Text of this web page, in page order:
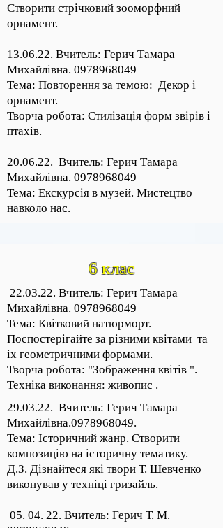
Створити стрічковий зооморфний
орнамент.
13.06.22. Вчитель: Герич Тамара
Михайлівна. 0978968049
Тема: Повторення за темою: Декор і
орнамент.
Творча робота: Стилізація форм звірів і
птахів.
20.06.22. Вчитель: Герич Тамара
Михайлівна. 0978968049
Тема: Екскурсія в музей. Мистецтво
навколо нас.
6 клас
22.03.22. Вчитель: Герич Тамара
Михайлівна. 0978968049
Тема: Квітковий натюрморт.
Поспостерігайте за різними квітами та
іх геометричними формами.
Творча робота: "Зображення квітів ".
Техніка виконання: живопис .
29.03.22. Вчитель: Герич Тамара
Михайлівна.0978968049.
Тема: Історичний жанр. Створити
композицію на історичну тематику.
Д.З. Дізнайтеся які твори Т. Шевченко
виконував у техніці гризайль.
05. 04. 22. Вчитель: Герич Т. М.